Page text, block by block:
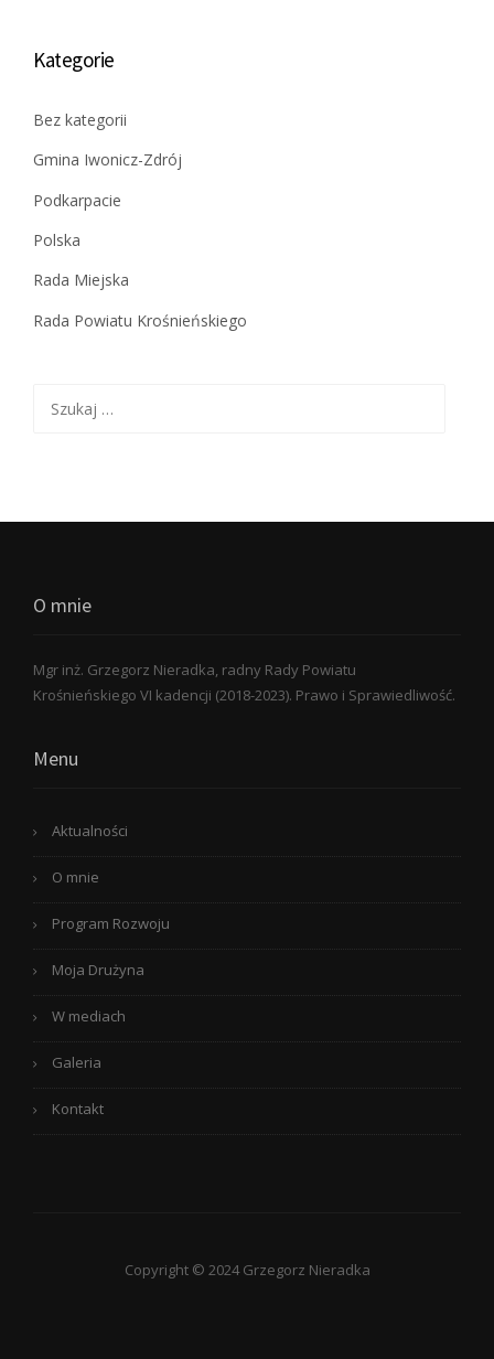
Kategorie
Bez kategorii
Gmina Iwonicz-Zdrój
Podkarpacie
Polska
Rada Miejska
Rada Powiatu Krośnieńskiego
O mnie
Mgr inż. Grzegorz Nieradka, radny Rady Powiatu
Krośnieńskiego VI kadencji (2018-2023). Prawo i Sprawiedliwość.
Menu
Aktualności
O mnie
Program Rozwoju
Moja Drużyna
W mediach
Galeria
Kontakt
Copyright © 2024 Grzegorz Nieradka